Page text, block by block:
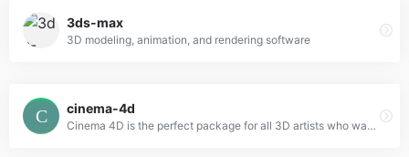
3ds-max
3D modeling, animation, and rendering software
cinema-4d
Cinema 4D is the perfect package for all 3D artists who want to achieve breathtaking results fast and hassle-free.